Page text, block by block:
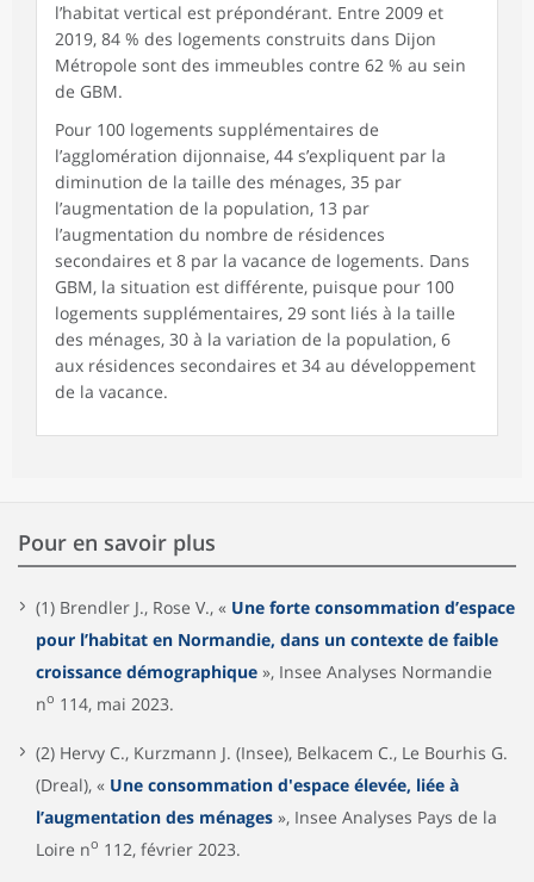
l’habitat vertical est prépondérant. Entre 2009 et
2019, 84 % des logements construits dans Dijon
Métropole sont des immeubles contre 62 % au sein
de GBM.
Pour 100 logements supplémentaires de
l’agglomération dijonnaise, 44 s’expliquent par la
diminution de la taille des ménages, 35 par
l’augmentation de la population, 13 par
l’augmentation du nombre de résidences
secondaires et 8 par la vacance de logements. Dans
GBM, la situation est différente, puisque pour 100
logements supplémentaires, 29 sont liés à la taille
des ménages, 30 à la variation de la population, 6
aux résidences secondaires et 34 au développement
de la vacance.
Pour en savoir plus
(1) Brendler J., Rose V., « Une forte consommation d’espace
pour l’habitat en Normandie, dans un contexte de faible
croissance démographique », Insee Analyses Normandie
no 114, mai 2023.
(2) Hervy C., Kurzmann J. (Insee), Belkacem C., Le Bourhis G.
(Dreal), « Une consommation d'espace élevée, liée à
l’augmentation des ménages », Insee Analyses Pays de la
Loire no 112, février 2023.